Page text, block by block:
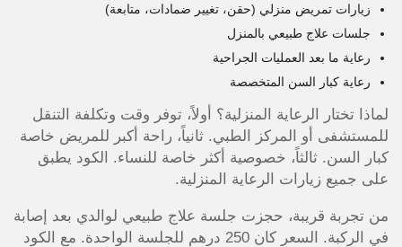
زيارات تمريض منزلي (حقن، تغيير ضمادات، متابعة)
جلسات علاج طبيعي بالمنزل
رعاية ما بعد العمليات الجراحية
رعاية كبار السن المتخصصة
لماذا تختار الرعاية المنزلية؟ أولاً، توفر وقت وتكلفة التنقل
للمستشفى أو المركز الطبي. ثانياً، راحة أكبر للمريض خاصة
كبار السن. ثالثاً، خصوصية أكثر خاصة للنساء. الكود يطبق
على جميع زيارات الرعاية المنزلية.
من تجربة قريبة، حجزت جلسة علاج طبيعي لوالدي بعد إصابة
في الركبة. السعر كان 250 درهم للجلسة الواحدة. مع الكود